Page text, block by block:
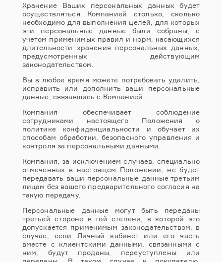
Хранение Ваших персональных данных будет
осуществляться Компанией столько, сколько
необходимо для выполнения целей, для которых
эти персональные данные были собраны, с
учетом применимых правил и норм, касающихся
длительности хранения персональных данных,
предусмотренных действующим
законодательством.
Вы в любое время можете потребовать удалить,
исправить или дополнить ваши персональные
данные, связавшись с Компанией.
Компания обеспечивает соблюдение
сотрудниками настоящего Положения о
политике конфиденциальности и обучает их
способам обработки, безопасного управления и
контроля за персональными данными.
Компания, за исключением случаев, специально
отмеченных в настоящем Положении, не будет
передавать ваши персональные данные третьим
лицам без вашего предварительного согласия на
такую передачу.
Персональные данные могут быть переданы
третьей стороне в той степени, в которой это
допускается применимым законодательством, в
случае, если Личный кабинет или его часть
вместе с клиентскими данными, связанными с
ним, будут проданы, переуступлены или